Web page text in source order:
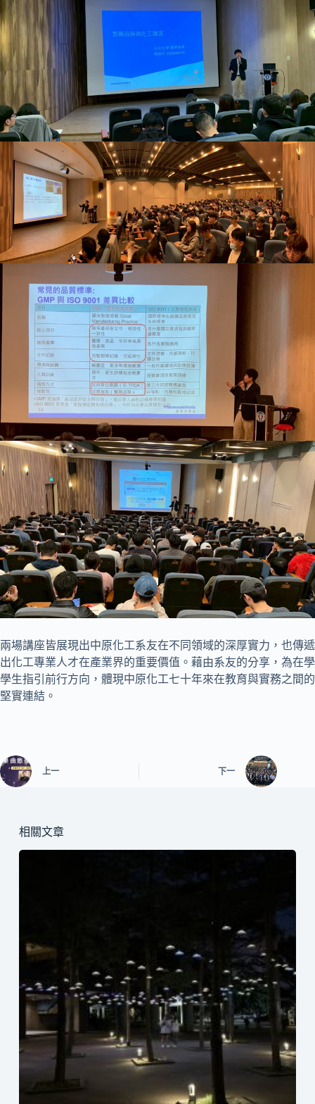
兩場講座皆展現出中原化工系友在不同領域的深厚實力，也傳遞
出化工專業人才在產業界的重要價值。藉由系友的分享，為在學
學生指引前行方向，體現中原化工七十年來在教育與實務之間的
堅實連結。
上一 下一
相關文章